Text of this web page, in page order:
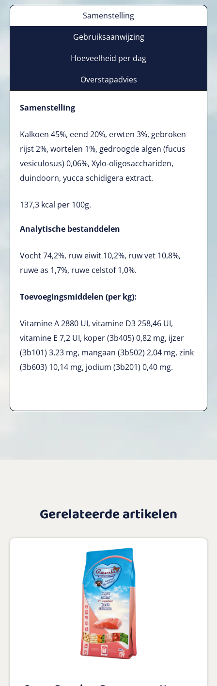
Samenstelling
Gebruiksaanwijzing
Hoeveelheid per dag
Overstapadvies
Samenstelling
Kalkoen 45%, eend 20%, erwten 3%, gebroken
rijst 2%, wortelen 1%, gedroogde algen (fucus
vesiculosus) 0,06%, Xylo-oligosacchariden,
duindoorn, yucca schidigera extract.
137,3 kcal per 100g.
Analytische bestanddelen
Vocht 74,2%, ruw eiwit 10,2%, ruw vet 10,8%,
ruwe as 1,7%, ruwe celstof 1,0%.
Toevoegingsmiddelen (per kg):
Vitamine A 2880 UI, vitamine D3 258,46 UI,
vitamine E 7,2 UI, koper (3b405) 0,82 mg, ijzer
(3b101) 3,23 mg, mangaan (3b502) 2,04 mg, zink
(3b603) 10,14 mg, jodium (3b201) 0,40 mg.
Gerelateerde artikelen